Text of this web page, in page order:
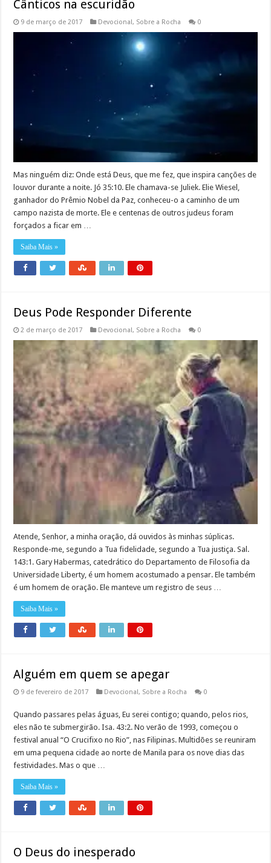
Cânticos na escuridão
9 de março de 2017 Devocional, Sobre a Rocha 0
Mas ninguém diz: Onde está Deus, que me fez, que inspira canções de
louvor durante a noite. Jó 35:10. Ele chamava-se Juliek. Elie Wiesel,
ganhador do Prêmio Nobel da Paz, conheceu-o a caminho de um
campo nazista de morte. Ele e centenas de outros judeus foram
forçados a ficar em …
Saiba Mais »
Deus Pode Responder Diferente
2 de março de 2017 Devocional, Sobre a Rocha 0
Atende, Senhor, a minha oração, dá ouvidos às minhas súplicas.
Responde-me, segundo a Tua fidelidade, segundo a Tua justiça. Sal.
143:1. Gary Habermas, catedrático do Departamento de Filosofia da
Universidade Liberty, é um homem acostumado a pensar. Ele também
é um homem de oração. Ele manteve um registro de seus …
Saiba Mais »
Alguém em quem se apegar
9 de fevereiro de 2017 Devocional, Sobre a Rocha 0
Quando passares pelas águas, Eu serei contigo; quando, pelos rios,
eles não te submergirão. Isa. 43:2. No verão de 1993, começou o
festival anual “O Crucifixo no Rio”, nas Filipinas. Multidões se reuniram
em uma pequena cidade ao norte de Manila para os nove dias das
festividades. Mas o que …
Saiba Mais »
O Deus do inesperado